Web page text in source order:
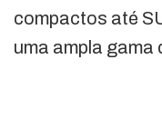
compactos até
uma ampla gama